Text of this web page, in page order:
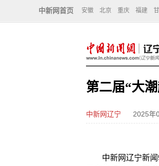
中新网首页 安徽 北京 重庆 福建
第二届“大
中新网辽宁 2025年
中新网辽宁新闻9